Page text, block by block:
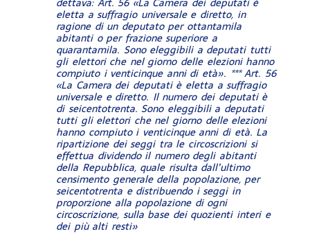
eletta a suffragio universale e diretto, in
ragione di un deputato per ottantamila
abitanti o per frazione superiore a
quarantamila. Sono eleggibili a deputati tutti
gli elettori che nel giorno delle elezioni hanno
compiuto i venticinque anni di età». *** Art. 56
«La Camera dei deputati è eletta a suffragio
universale e diretto. Il numero dei deputati è
di seicentotrenta. Sono eleggibili a deputati
tutti gli elettori che nel giorno delle elezioni
hanno compiuto i venticinque anni di età. La
ripartizione dei seggi tra le circoscrizioni si
effettua dividendo il numero degli abitanti
della Repubblica, quale risulta dall’ultimo
censimento generale della popolazione, per
seicentotrenta e distribuendo i seggi in
proporzione alla popolazione di ogni
circoscrizione, sulla base dei quozienti interi e
dei più alti resti»